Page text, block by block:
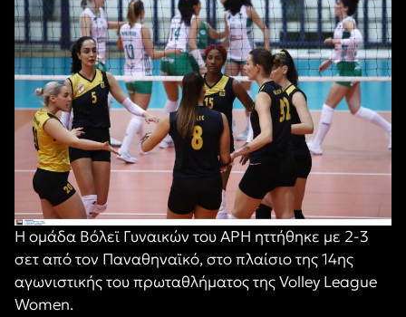
Η ομάδα Βόλεϊ Γυναικών του ΑΡΗ ηττήθηκε με 2-3
σετ από τον Παναθηναϊκό, στο πλαίσιο της 14ης
αγωνιστικής του πρωταθλήματος της Volley League
Women.